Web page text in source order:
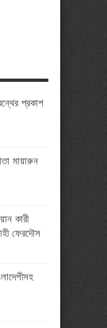
প্রকাশ
মায়ারুন
কারী
ফেরদৌস